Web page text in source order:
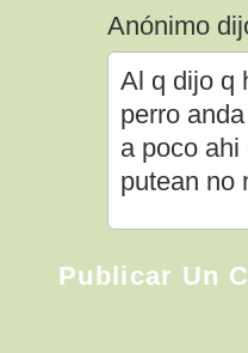
Anónimo
Al q dijo q
perro
a poco
putean no
Publicar Un